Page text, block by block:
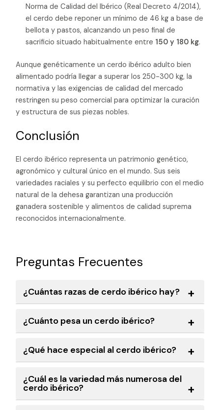
Norma de Calidad del Ibérico (Real Decreto 4/2014),
el cerdo debe reponer un mínimo de 46 kg a base de
bellota y pastos, alcanzando un peso final de
sacrificio situado habitualmente entre 150 y 180 kg.
Aunque genéticamente un cerdo ibérico adulto bien
alimentado podría llegar a superar los 250-300 kg, la
normativa y las exigencias de calidad del mercado
restringen su peso comercial para optimizar la curación
y estructura de sus piezas nobles.
Conclusión
El cerdo ibérico representa un patrimonio genético,
agronómico y cultural único en el mundo. Sus seis
variedades raciales y su perfecto equilibrio con el medio
natural de la dehesa garantizan una producción
ganadera sostenible y alimentos de calidad suprema
reconocidos internacionalmente.
Preguntas Frecuentes
¿Cuántas razas de cerdo ibérico hay?
¿Cuánto pesa un cerdo ibérico?
¿Qué hace especial al cerdo ibérico?
¿Cuál es la variedad más numerosa del
cerdo ibérico?